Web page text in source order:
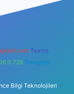
Teams:
0 726 Telegram:
Bilgi Teknolojileri